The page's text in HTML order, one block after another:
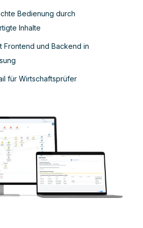
Bedienung durch
Inhalte
Frontend und Backend in
für Wirtschaftsprüfer